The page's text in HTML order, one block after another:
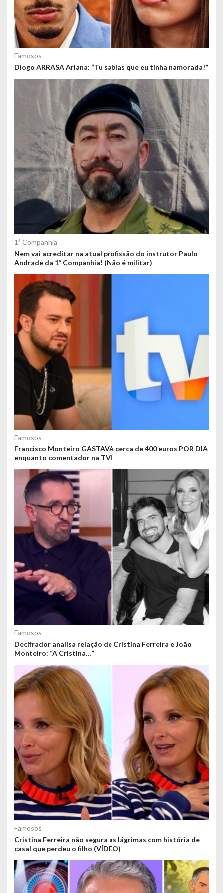
Famosos
Diogo ARRASA Ariana: “Tu sabias que eu tinha namorada!”
1ª Companhia
Nem vai acreditar na atual profissão do instrutor Paulo
Andrade da 1ª Companhia! (Não é militar)
Famosos
Francisco Monteiro GASTAVA cerca de 400 euros POR DIA
enquanto comentador na TVI
Famosos
Decifrador analisa relação de Cristina Ferreira e João
Monteiro: “A Cristina…”
Famosos
Cristina Ferreira não segura as lágrimas com história de
casal que perdeu o filho (VÍDEO)